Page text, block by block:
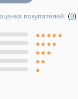
покупателей: (0)